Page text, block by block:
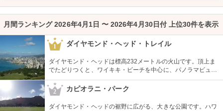
月間ランキング 2026年4月1日 〜 2026年4月30日付 上位30件を表示
1 ダイヤモンド・ヘッド・トレイル
ダイヤモンド・ヘッドは標高232メートルの火山です。頂上ま
でたどりつくと、ワイキキ・ビーチを中心に、パノラマビュー
が広がります。舗装された道ですが、急な階段やゴツゴツした
道もあるので、スニーカーの準備を。
2 カピオラニ・パーク
ダイヤモンド・ヘッドの裾野に広がる、大きな公園です。ハワ